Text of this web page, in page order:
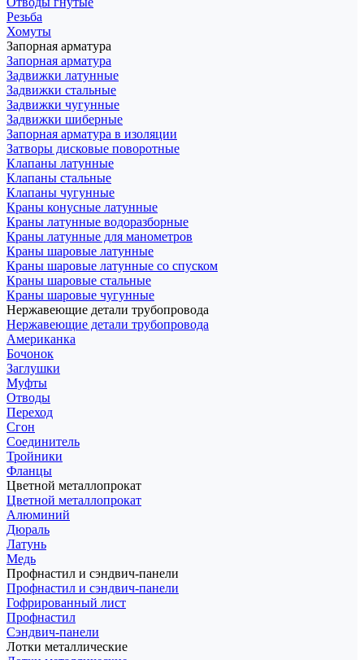
Резьба
Хомуты
Запорная арматура
Запорная арматура
Задвижки латунные
Задвижки стальные
Задвижки чугунные
Задвижки шиберные
Запорная арматура в изоляции
Затворы дисковые поворотные
Клапаны латунные
Клапаны стальные
Клапаны чугунные
Краны конусные латунные
Краны латунные водоразборные
Краны латунные для манометров
Краны шаровые латунные
Краны шаровые латунные со спуском
Краны шаровые стальные
Краны шаровые чугунные
Нержавеющие детали трубопровода
Нержавеющие детали трубопровода
Американка
Бочонок
Заглушки
Муфты
Отводы
Переход
Сгон
Соединитель
Тройники
Фланцы
Цветной металлопрокат
Цветной металлопрокат
Алюминий
Дюраль
Латунь
Медь
Профнастил и сэндвич-панели
Профнастил и сэндвич-панели
Гофрированный лист
Профнастил
Сэндвич-панели
Лотки металлические